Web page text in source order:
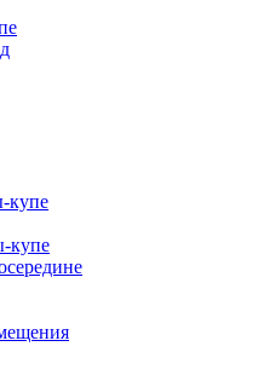
купе
купе